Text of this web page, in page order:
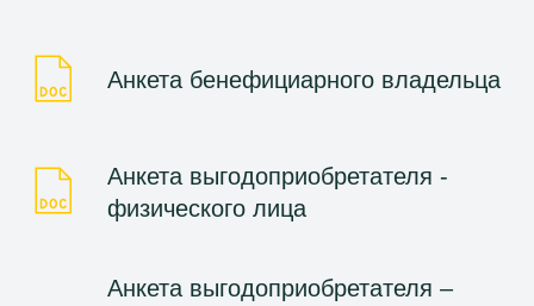
Анкета бенефициарного владельца
Анкета выгодоприобретателя -
физического лица
Анкета выгодоприобретателя –